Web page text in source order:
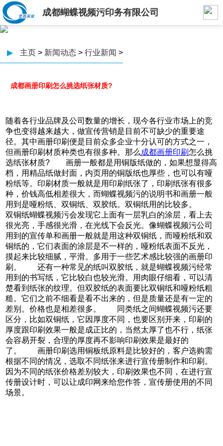
成都蝴蝶视频污印务有限公司
▶ 主页 > 新闻动态 > 行业新闻 >
成都画册印刷怎么挑选纸张材质?
随着各行业品牌及公司数量的增长，现今各行业市场上的竞
争也变得越来越大，做宣传营销是目前不可缺少的重要途
径。其中画册印刷便是目前众多企业十分认可的方式之一，
但画册印刷材质种类也有很多种。那么 成都画册印刷怎么挑
选纸张材质? 画册一般都是用铜版纸做的，如果想显得高
档，用精品纸做封面，内页用的铜版纸也厚些，也可以有哑
粉纸等。印刷材质一般就是用印刷纸张了，印刷纸张有很多
种，价钱高低相差很大，而蝴蝶视频污的说明书和画册一般
用到是哑粉纸、双铜纸、双胶纸。双铜纸用的比较多。
双铜纸蝴蝶视频污会发现它上面有一层乳白的涂层，看上去
很光亮，手感很光滑，在光线下会反光。像蝴蝶视频污公司
用到的宣传单和画册一般就是用这种双铜纸，而哑粉纸和双
铜纸的，它们表面的涂层是不一样的，哑粉纸表面不反光，
摸起来比较细腻，平滑。多用于一些艺术感比较强的画册印
刷。 还有一种常见的纸叫双胶纸，就是蝴蝶视频污经常
用到的书写纸，它比较白也较光滑。用肉眼仔细看，可以清
楚看到纸张的纹理。但双胶纸的表面要比双铜纸和哑粉纸粗
糙。它们之前不细看是看不出来的，但是质量还是有一定的
差别。价格也是相差很多。 同类纸之间蝴蝶视频污还要
区分，比如双铜纸，它因厚度不同，也要区别开来，印刷的
厚度跟印刷效果一般是成正比的，当然太厚了也不行，纸张
会容易开裂，合理的厚度再不影响印刷效果是最好的
了。 画册印刷选用铜板纸原料是比较好的，客户选购需
根据不同的情况，选取不同纸张来进行宣传册制作和印刷。
因为不同的纸张价格差别较大，印刷效果也不同，在进行宣
传册设计时，可以让成印网来给您作答，宣传册使用的不同
场景。